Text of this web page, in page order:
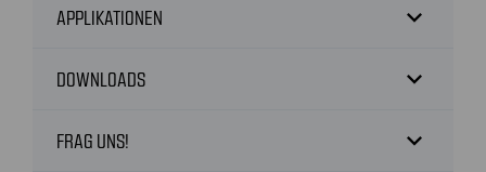
APPLIKATIONEN expand_more
DOWNLOADS expand_more
FRAG UNS! expand_more